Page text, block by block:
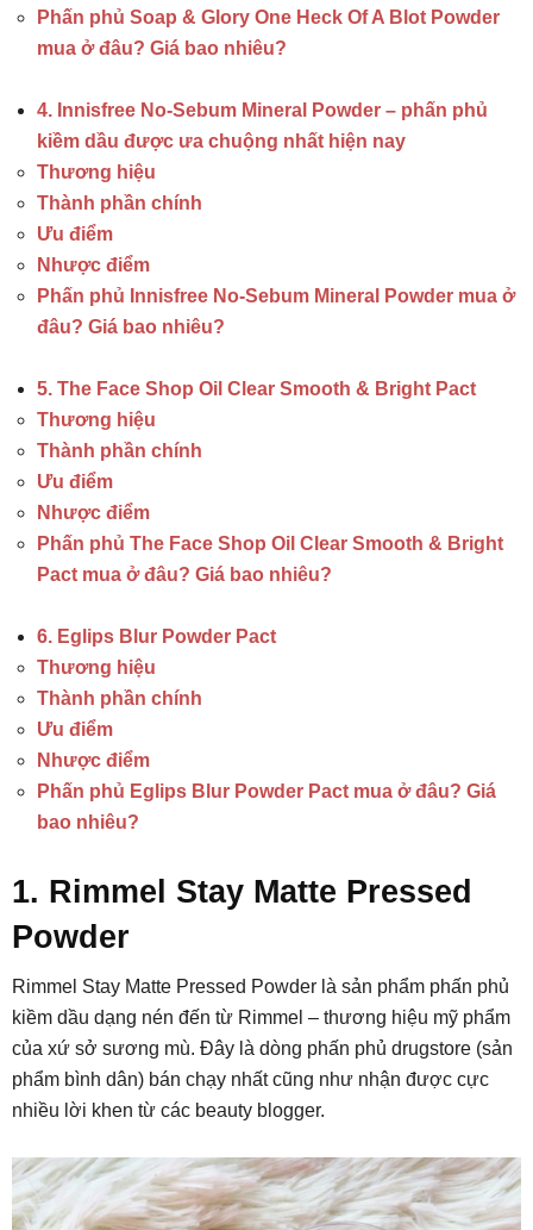
Phấn phủ Soap & Glory One Heck Of A Blot Powder
mua ở đâu? Giá bao nhiêu?
4. Innisfree No-Sebum Mineral Powder – phấn phủ
kiềm dầu được ưa chuộng nhất hiện nay
Thương hiệu
Thành phần chính
Ưu điểm
Nhược điểm
Phấn phủ Innisfree No-Sebum Mineral Powder mua ở
đâu? Giá bao nhiêu?
5. The Face Shop Oil Clear Smooth & Bright Pact
Thương hiệu
Thành phần chính
Ưu điểm
Nhược điểm
Phấn phủ The Face Shop Oil Clear Smooth & Bright
Pact mua ở đâu? Giá bao nhiêu?
6. Eglips Blur Powder Pact
Thương hiệu
Thành phần chính
Ưu điểm
Nhược điểm
Phấn phủ Eglips Blur Powder Pact mua ở đâu? Giá
bao nhiêu?
1. Rimmel Stay Matte Pressed
Powder
Rimmel Stay Matte Pressed Powder là sản phẩm phấn phủ
kiềm dầu dạng nén đến từ Rimmel – thương hiệu mỹ phẩm
của xứ sở sương mù. Đây là dòng phấn phủ drugstore (sản
phẩm bình dân) bán chạy nhất cũng như nhận được cực
nhiều lời khen từ các beauty blogger.